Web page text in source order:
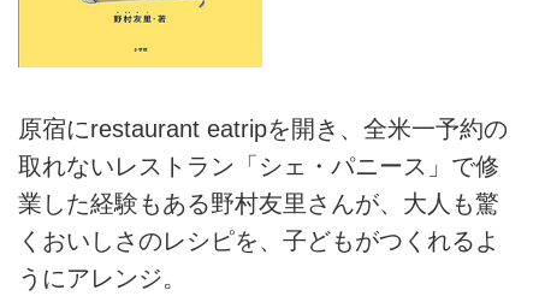
原宿にrestaurant eatripを開き、全米一予約の
取れないレストラン「シェ・パニース」で修
業した経験もある野村友里さんが、大人も驚
くおいしさのレシピを、子どもがつくれるよ
うにアレンジ。